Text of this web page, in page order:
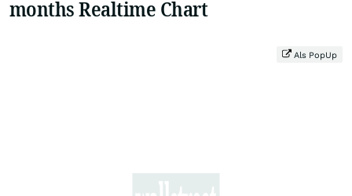
months Realtime Chart
Als PopUp